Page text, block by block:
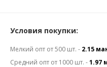
Условия покупки:
Мелкий опт от 500 шт. - 2.15
Средний опт от 1000 шт. -1.97